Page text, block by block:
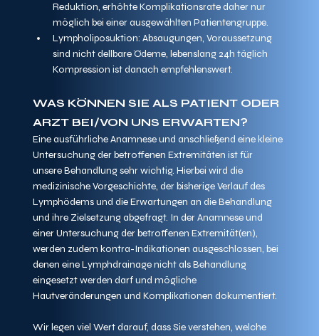
Reduktion, erhöhte Komplikationsrate daher nur
möglich bei einer ausgewählten Patientengruppe.
Lympholiposuktion: Absaugungen, Voraussetzung
sind nicht dellbare Ödeme, lebenslang 24h täglich
Kompression ist danach empfehlenswert.
WAS KÖNNEN SIE ALS PATIENT ODER
ARZT BEI/VON UNS ERWARTEN?
Eine ausführliche Anamnese und anschließend eine kleine
Untersuchung der betroffenen Extremitäten ist für
unsere Behandlung sehr wichtig. Hierbei wird die
medizinische Vorgeschichte, der bisherige Verlauf des
Lymphödems und die Erwartungen an die Behandlung
und ihre Zielsetzung abgefragt. In der Anamnese und
einer Untersuchung der betroffenen Extremität(en),
werden zudem kontra-Indikationen ausgeschlossen, bei
denen eine Lymphdrainage nicht als Behandlung
eingesetzt werden darf und mögliche
Hautveränderungen und Komplikationen dokumentiert.
Wir legen viel Wert darauf, dass Sie verstehen, welche